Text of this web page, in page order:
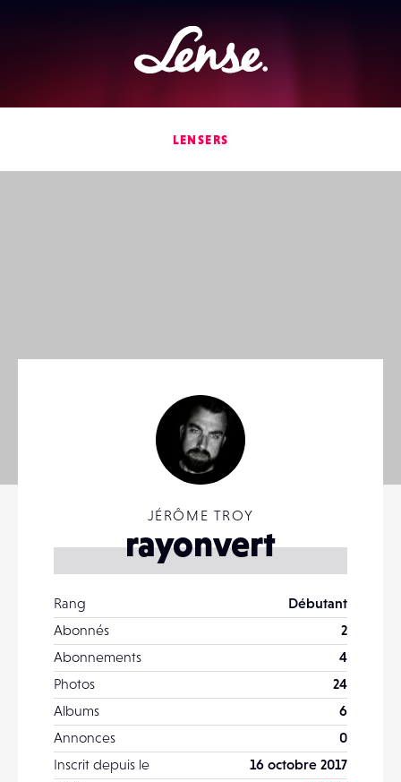
Lense
LENSERS
JÉRÔME TROY
rayonvert
Rang
Débutant
Abonnés
2
Abonnements
4
Photos
24
Albums
6
Annonces
0
Inscrit depuis le
16 octobre 2017